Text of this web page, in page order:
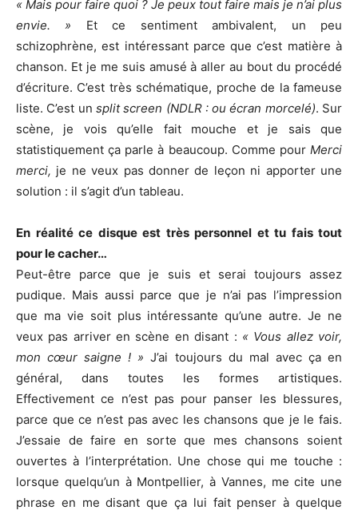
« Mais pour faire quoi ? Je peux tout faire mais je n’ai plus
envie. » Et ce sentiment ambivalent, un peu
schizophrène, est intéressant parce que c’est matière à
chanson. Et je me suis amusé à aller au bout du procédé
d’écriture. C’est très schématique, proche de la fameuse
liste. C’est un split screen (NDLR : ou écran morcelé). Sur
scène, je vois qu’elle fait mouche et je sais que
statistiquement ça parle à beaucoup. Comme pour Merci
merci, je ne veux pas donner de leçon ni apporter une
solution : il s’agit d’un tableau.
En réalité ce disque est très personnel et tu fais tout
pour le cacher…
Peut-être parce que je suis et serai toujours assez
pudique. Mais aussi parce que je n’ai pas l’impression
que ma vie soit plus intéressante qu’une autre. Je ne
veux pas arriver en scène en disant : « Vous allez voir,
mon cœur saigne ! » J’ai toujours du mal avec ça en
général, dans toutes les formes artistiques.
Effectivement ce n’est pas pour panser les blessures,
parce que ce n’est pas avec les chansons que je le fais.
J’essaie de faire en sorte que mes chansons soient
ouvertes à l’interprétation. Une chose qui me touche :
lorsque quelqu’un à Montpellier, à Vannes, me cite une
phrase en me disant que ça lui fait penser à quelque